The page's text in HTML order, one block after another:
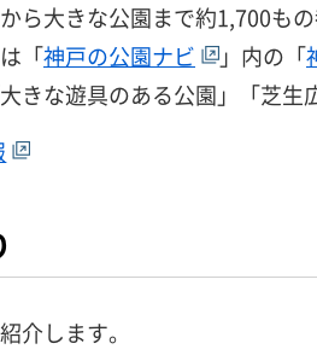
ら大きな公園まで約1,700もの
「神戸の公園ナビ 」内の「
きな遊具のある公園」「芝生
介します。